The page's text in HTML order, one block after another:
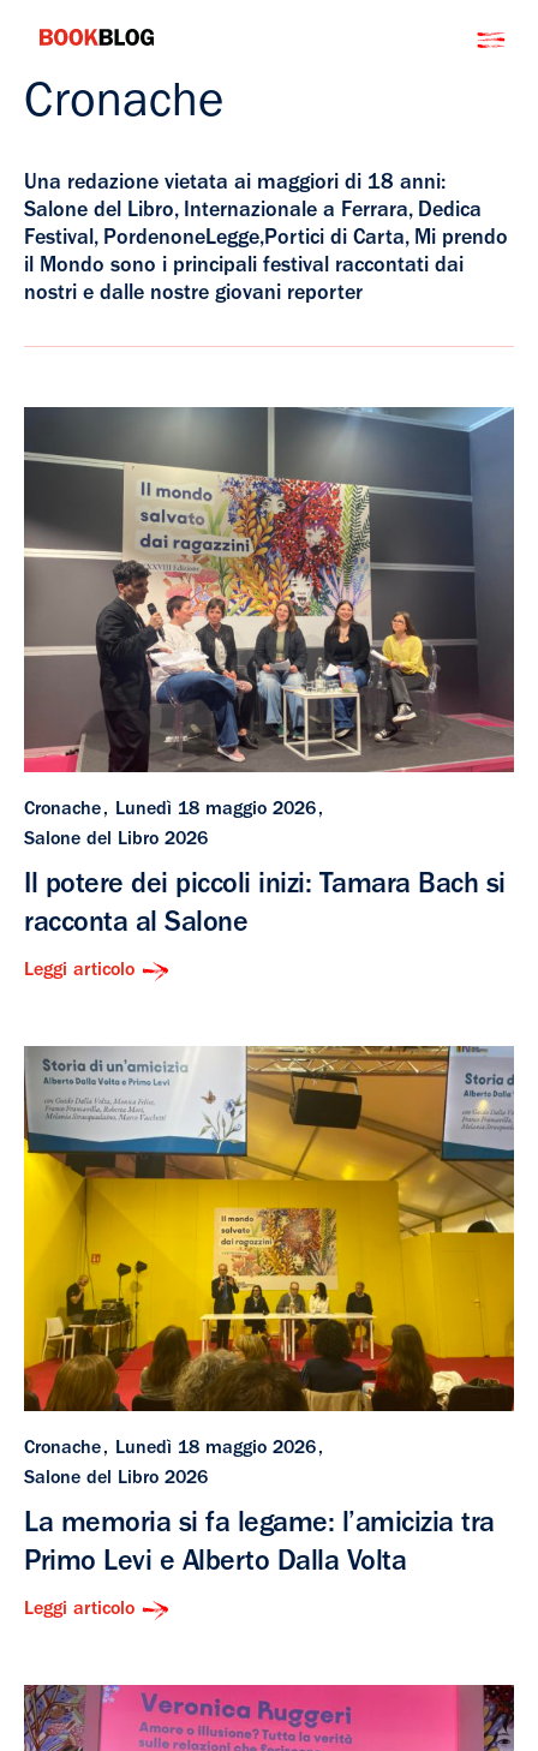
contenuto
Bookblog
Cronache
Una redazione vietata ai maggiori di 18 anni:
Salone del Libro, Internazionale a Ferrara, Dedica
Festival, PordenoneLegge,Portici di Carta, Mi prendo
il Mondo sono i principali festival raccontati dai
nostri e dalle nostre giovani reporter
Cronache
Lunedì 18 maggio 2026
Salone del Libro 2026
Il potere dei piccoli inizi: Tamara Bach si
racconta al Salone
Leggi articolo
Cronache
Lunedì 18 maggio 2026
Salone del Libro 2026
La memoria si fa legame: l’amicizia tra
Primo Levi e Alberto Dalla Volta
Leggi articolo